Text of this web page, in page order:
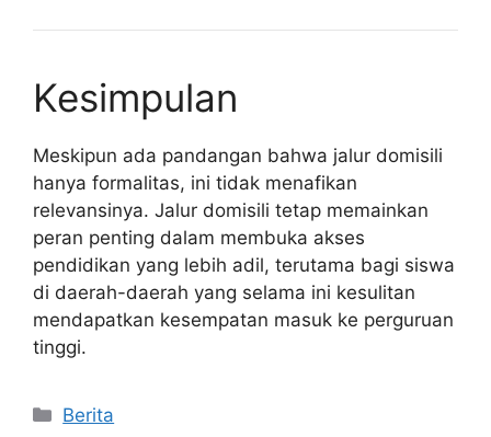
Kesimpulan
Meskipun ada pandangan bahwa jalur domisili
hanya formalitas, ini tidak menafikan
relevansinya. Jalur domisili tetap memainkan
peran penting dalam membuka akses
pendidikan yang lebih adil, terutama bagi siswa
di daerah-daerah yang selama ini kesulitan
mendapatkan kesempatan masuk ke perguruan
tinggi.
Kategori
Berita